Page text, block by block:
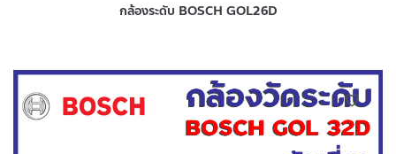
กล้องระดับ BOSCH GOL26D